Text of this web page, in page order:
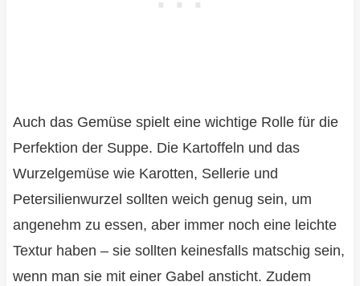
Auch das Gemüse spielt eine wichtige Rolle für die
Perfektion der Suppe. Die Kartoffeln und das
Wurzelgemüse wie Karotten, Sellerie und
Petersilienwurzel sollten weich genug sein, um
angenehm zu essen, aber immer noch eine leichte
Textur haben – sie sollten keinesfalls matschig sein,
wenn man sie mit einer Gabel ansticht. Zudem